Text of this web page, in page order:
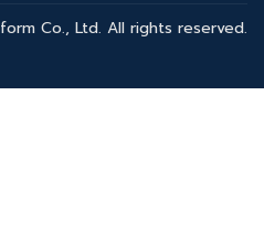
Co., Ltd. All rights reserved.